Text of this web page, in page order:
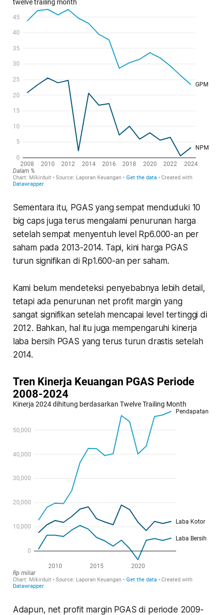
Sementara itu, PGAS yang sempat menduduki 10
big caps juga terus mengalami penurunan harga
setelah sempat menyentuh level Rp6.000-an per
saham pada 2013-2014. Tapi, kini harga PGAS
turun signifikan di Rp1.600-an per saham.
Kami belum mendeteksi penyebabnya lebih detail,
tetapi ada penurunan net profit margin yang
sangat signifikan setelah mencapai level tertinggi di
2012. Bahkan, hal itu juga mempengaruhi kinerja
laba bersih PGAS yang terus turun drastis setelah
2014.
Adapun, net profit margin PGAS di periode 2009-